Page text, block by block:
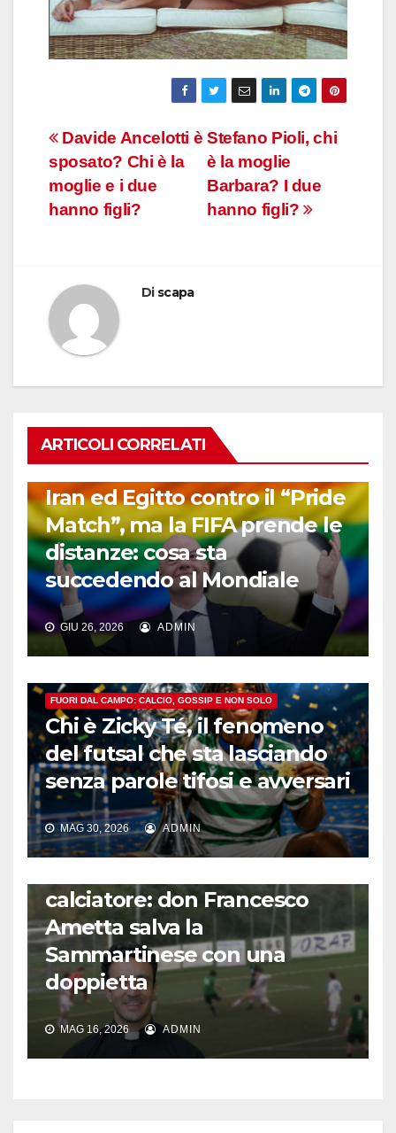
Navigazione
articoli
Stefano Pioli, chi
è la moglie
Barbara? I due
hanno figli?
Davide Ancelotti è
sposato? Chi è la
moglie e i due
hanno figli?
Di scapa
ARTICOLI CORRELATI
Iran ed Egitto contro il “Pride
Match”, ma la FIFA prende le
distanze: cosa sta
succedendo al Mondiale
GIU 26, 2026 ADMIN
FUORI DAL CAMPO: CALCIO, GOSSIP E NON SOLO
Chi è Zicky Té, il fenomeno
del futsal che sta lasciando
senza parole tifosi e avversari
MAG 30, 2026 ADMIN
FUORI DAL CAMPO: CALCIO, GOSSIP E NON SOLO
calciatore: don Francesco
Ametta salva la
Sammartinese con una
doppietta
MAG 16, 2026 ADMIN